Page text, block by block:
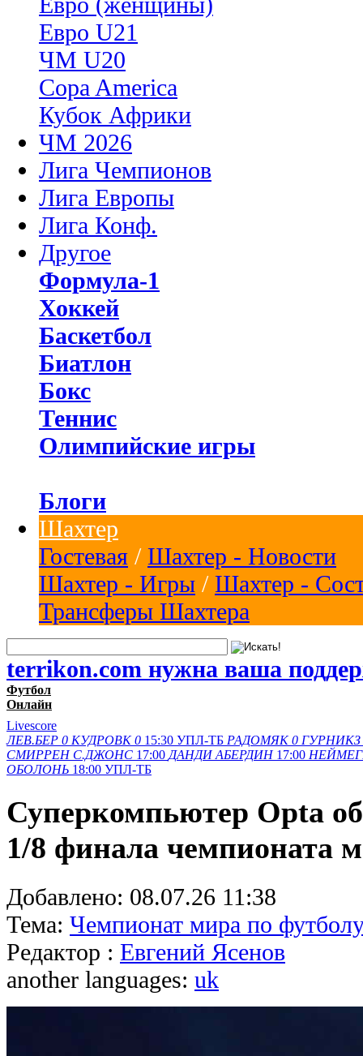
Евро U21
ЧМ U20
Copa America
Кубок Африки
ЧМ 2026
Лига Чемпионов
Лига Европы
Лига Конф.
Другое
Формула-1
Хоккей
Баскетбол
Биатлон
Бокс
Теннис
Олимпийские игры
Блоги
Шахтер
Гостевая / Шахтер - Новости
Шахтер - Игры / Шахтер -
Трансферы Шахтера
terrikon.com нужна ваша
Футбол
Онлайн
Livescore
ЛЕВ.БЕР 0 КУДРОВК 0 15:30 УПЛ-ТБ РАДОМЯК 0 ГУРНИКЗ
СМИРРЕН С.ДЖОНС 17:00 ДАНДИ АБЕРДИН 17:00
ОБОЛОНЬ 18:00 УПЛ-ТБ
Суперкомпьютер Opta
1/8 финала чемпионата
Добавлено: 08.07.26 11:38
Тема: Чемпионат мира по
Редактор : Евгений Ясенов
another languages: uk